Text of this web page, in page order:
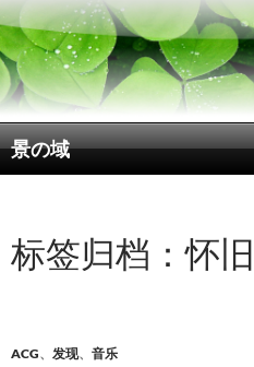
景の域
搜
索
文
标签归档：怀旧
ACG、 发现、 音乐